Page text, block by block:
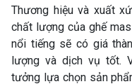
Thương hiệu và xuất
chất lượng của ghế
nổi tiếng sẽ có giá
lượng và dịch vụ tốt.
tưởng lựa chọn sản